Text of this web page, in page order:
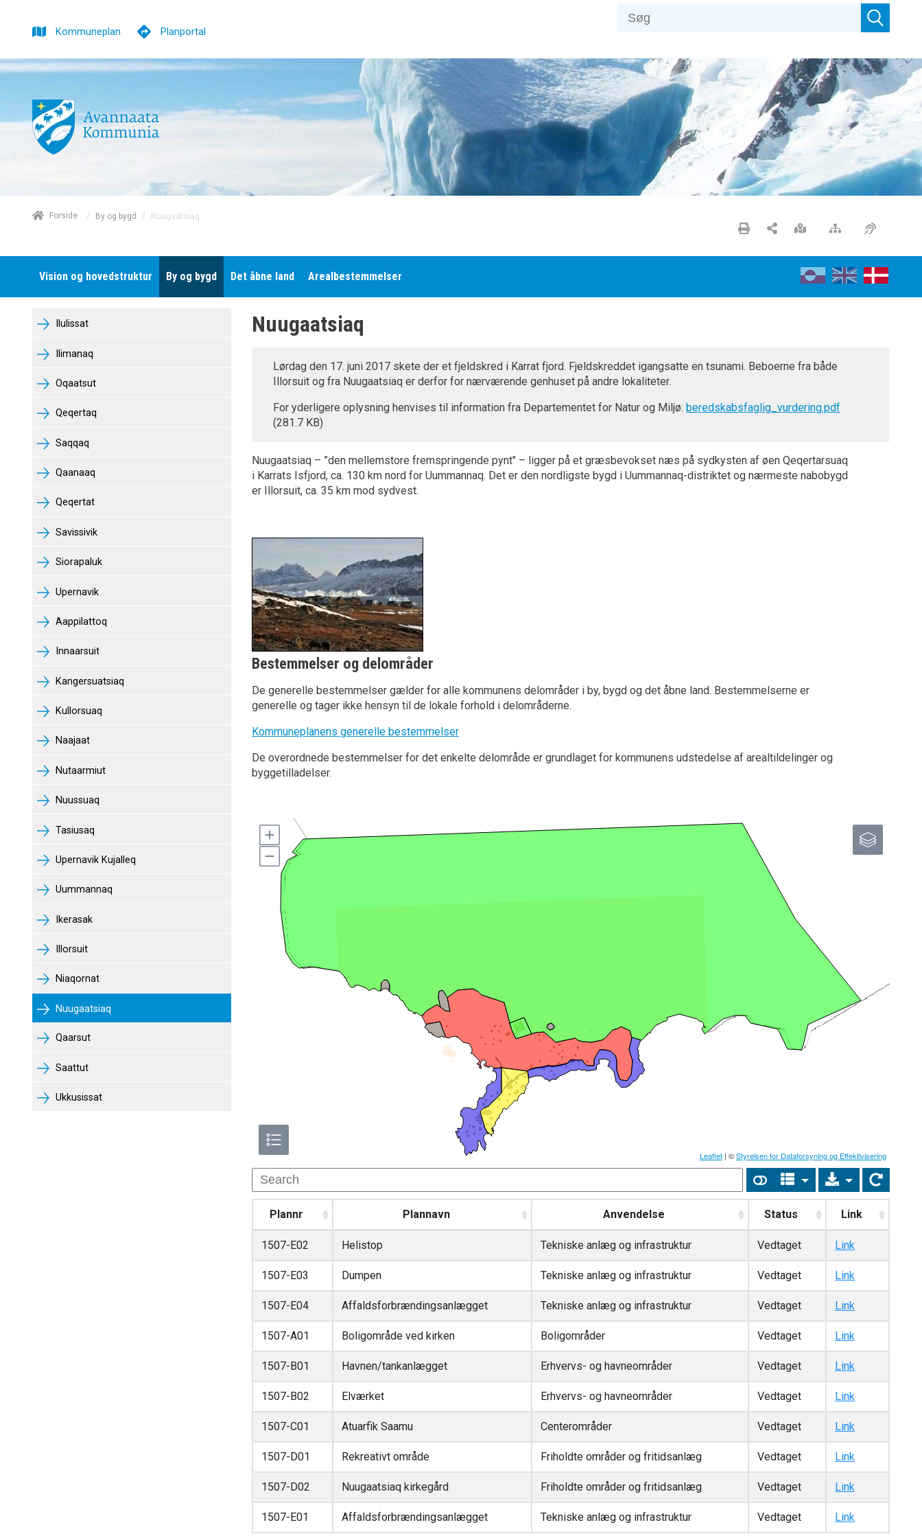
Kommuneplan Planportal
Forside / By og bygd / Nuugaatsiaq
Vision og hovedstruktur By og bygd Det åbne land Arealbestemmelser
Ilulissat
Ilimanaq
Oqaatsut
Qeqertaq
Saqqaq
Qaanaaq
Qeqertat
Savissivik
Siorapaluk
Upernavik
Aappilattoq
Innaarsuit
Kangersuatsiaq
Kullorsuaq
Naajaat
Nutaarmiut
Nuussuaq
Tasiusaq
Upernavik Kujalleq
Uummannaq
Ikerasak
Illorsuit
Niaqornat
Nuugaatsiaq
Qaarsut
Saattut
Ukkusissat
Nuugaatsiaq
Lørdag den 17. juni 2017 skete der et fjeldskred i Karrat fjord. Fjeldskreddet igangsatte en tsunami. Beboerne fra både
Illorsuit og fra Nuugaatsiaq er derfor for nærværende genhuset på andre lokaliteter.
For yderligere oplysning henvises til information fra Departementet for Natur og Miljø: beredskabsfaglig_vurdering.pdf
(281.7 KB)
Nuugaatsiaq – ”den mellemstore fremspringende pynt" – ligger på et græsbevokset næs på sydkysten af øen Qeqertarsuaq
i Karrats Isfjord, ca. 130 km nord for Uummannaq. Det er den nordligste bygd i Uummannaq-distriktet og nærmeste nabobygd
er Illorsuit, ca. 35 km mod sydvest.
Bestemmelser og delområder
De generelle bestemmelser gælder for alle kommunens delområder i by, bygd og det åbne land. Bestemmelserne er
generelle og tager ikke hensyn til de lokale forhold i delområderne.
Kommuneplanens generelle bestemmelser
De overordnede bestemmelser for det enkelte delområde er grundlaget for kommunens udstedelse af arealtildelinger og
byggetilladelser.
Leaflet | ©Styrelsen for Dataforsyning og Effektivisering
Plannr Plannavn Anvendelse Status Link
1507-E02 Helistop Tekniske anlæg og infrastruktur Vedtaget Link
1507-E03 Dumpen Tekniske anlæg og infrastruktur Vedtaget Link
1507-E04 Affaldsforbrændingsanlægget Tekniske anlæg og infrastruktur Vedtaget Link
1507-A01 Boligområde ved kirken Boligområder Vedtaget Link
1507-B01 Havnen/tankanlægget Erhvervs- og havneområder Vedtaget Link
1507-B02 Elværket Erhvervs- og havneområder Vedtaget Link
1507-C01 Atuarfik Saamu Centerområder Vedtaget Link
1507-D01 Rekreativt område Friholdte områder og fritidsanlæg Vedtaget Link
1507-D02 Nuugaatsiaq kirkegård Friholdte områder og fritidsanlæg Vedtaget Link
1507-E01 Affaldsforbrændingsanlægget Tekniske anlæg og infrastruktur Vedtaget Link